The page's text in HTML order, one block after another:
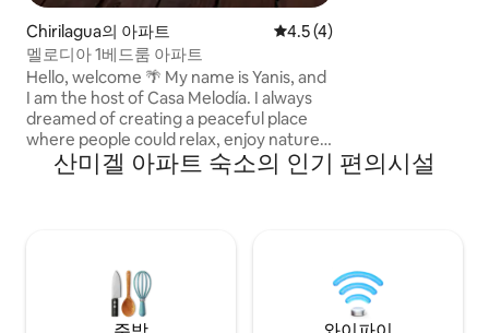
Chirilagua의 아파트 평점 4.5점(5점 만점), 후기 4
4.5 (4)
멜로디아 1베드룸 아파트
Hello, welcome 🌴 My name is Yanis, and
I am the host of Casa Melodía. I always
dreamed of creating a peaceful place
where people could relax, enjoy nature,
and discover the beauty of Chirilagua
and its surroundings. From that dream,
Playa Las Flores, it’s the perfect place to
enjoy the tranquility of the countryside
while staying close to the beach.
산미겔 아파트 숙소의 인기 편의시설